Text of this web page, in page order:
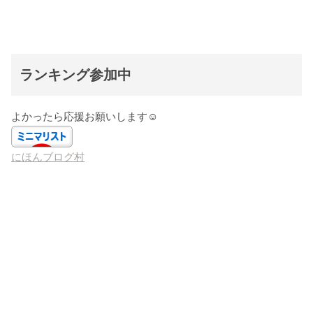
ランキング参加中
よかったら応援お願いします☺️
にほんブログ村